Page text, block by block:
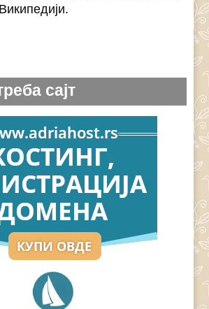
Википедији.
сајт